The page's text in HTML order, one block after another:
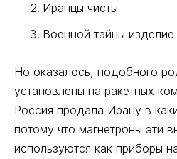
Иранцы чисты
Военной тайны изделие
Но оказалось, подобного
установлены на ракетных
Россия продала Ирану в
потому что магнетроны эти
используются как приборы